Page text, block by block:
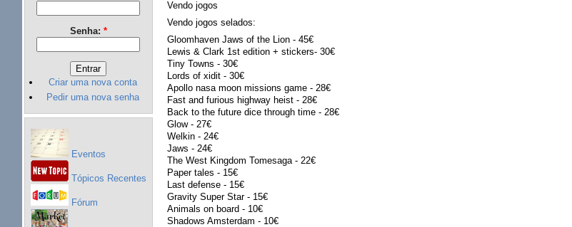
Senha: *
Criar uma nova conta
Pedir uma nova senha
Eventos
Tópicos Recentes
Fórum
Vendo jogos
Vendo jogos selados:
Gloomhaven Jaws of the Lion - 45€
Lewis & Clark 1st edition + stickers- 30€
Tiny Towns - 30€
Lords of xidit - 30€
Apollo nasa moon missions game - 28€
Fast and furious highway heist - 28€
Back to the future dice through time - 28€
Glow - 27€
Welkin - 24€
Jaws - 24€
The West Kingdom Tomesaga - 22€
Paper tales - 15€
Last defense - 15€
Gravity Super Star - 15€
Animals on board - 10€
Shadows Amsterdam - 10€